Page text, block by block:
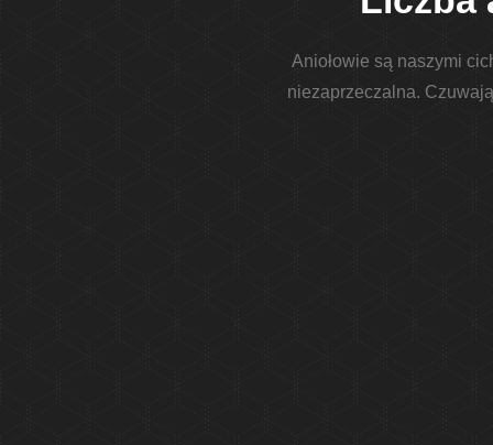
Aniołowie są naszymi
niezaprzeczalna.